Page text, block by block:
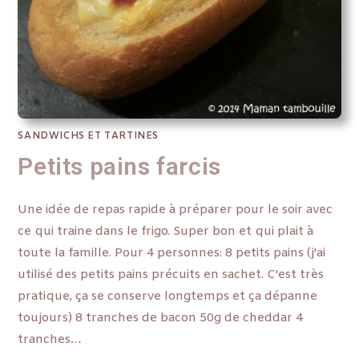
SANDWICHS ET TARTINES
Petits pains farcis
Une idée de repas rapide à préparer pour le soir avec
ce qui traine dans le frigo. Super bon et qui plait à
toute la famille. Pour 4 personnes: 8 petits pains (j'ai
utilisé des petits pains précuits en sachet. C'est très
pratique, ça se conserve longtemps et ça dépanne
toujours) 8 tranches de bacon 50g de cheddar 4
tranches…